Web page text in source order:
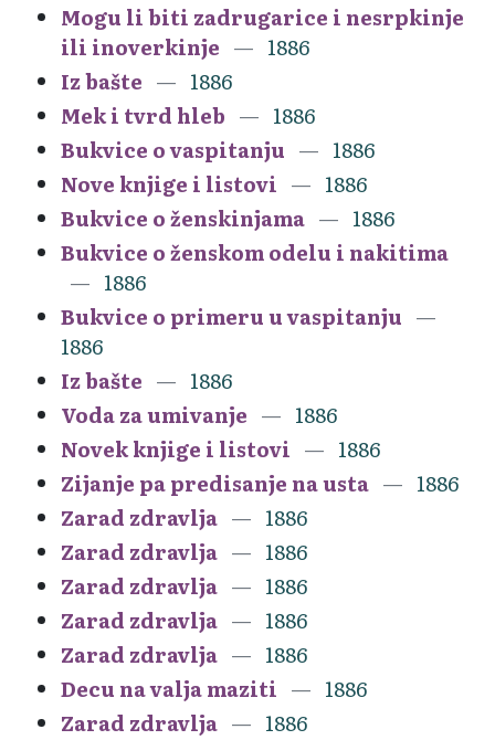
Mogu li biti zadrugarice i nesrpkinje
ili inoverkinje
1886
Iz bašte
1886
Mek i tvrd hleb
1886
Bukvice o vaspitanju
1886
Nove knjige i listovi
1886
Bukvice o ženskinjama
1886
Bukvice o ženskom odelu i nakitima
1886
Bukvice o primeru u vaspitanju
1886
Iz bašte
1886
Voda za umivanje
1886
Novek knjige i listovi
1886
Zijanje pa predisanje na usta
1886
Zarad zdravlja
1886
Zarad zdravlja
1886
Zarad zdravlja
1886
Zarad zdravlja
1886
Zarad zdravlja
1886
Decu na valja maziti
1886
Zarad zdravlja
1886